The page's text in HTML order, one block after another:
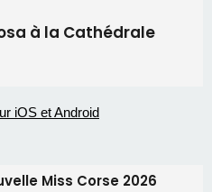
à la Cathédrale
Miss Corse 2026